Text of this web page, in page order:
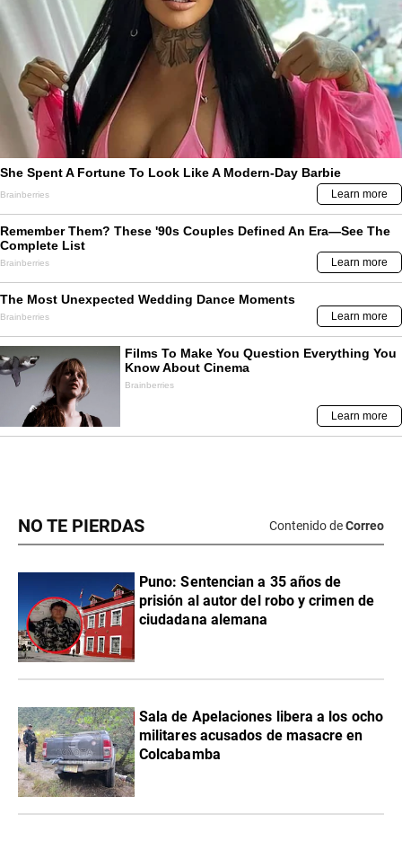
NO TE PIERDAS Contenido deCorreo
Puno: Sentencian a 35 años de
prisión al autor del robo y crimen de
ciudadana alemana
Sala de Apelaciones libera a los ocho
militares acusados de masacre en
Colcabamba